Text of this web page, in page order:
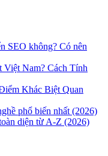
SEO không? Có nên
Nam? Cách Tính
Khác Biệt Quan
phổ biến nhất (2026)
diện từ A-Z (2026)